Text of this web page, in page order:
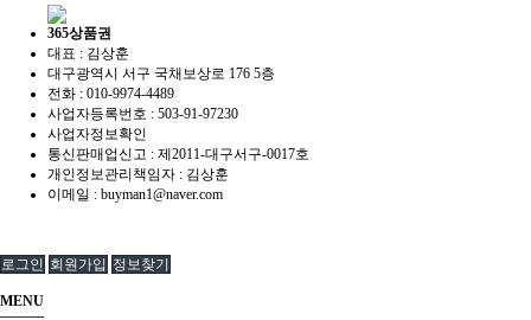
365상품권
대표 : 김상훈
대구광역시 서구 국채보상로 176 5층
전화 : 010-9974-4489
사업자등록번호 : 503-91-97230
사업자정보확인
통신판매업신고 : 제2011-대구서구-0017호
개인정보관리책임자 : 김상훈
이메일 : buyman1@naver.com
로그인 회원가입 정보찾기
MENU